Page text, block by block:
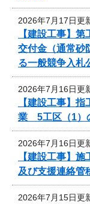
2026年7月17日更
【建設工事】
交付金（通常砂
る一般競争入札
2026年7月16日更
【建設工事】
業 5工区（1）
2026年7月16日更
【建設工事】
及び支援連絡管
2026年7月15日更